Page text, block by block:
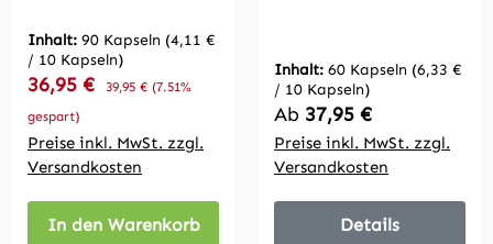
Inhalt: 90 Kapseln (4,11 €
/ 10 Kapseln)
Verkaufspreis:
36,95 € Regulärer Preis:
39,95 € (7.51%
gespart)
Preise inkl. MwSt. zzgl.
Versandkosten
In den Warenkorb
Inhalt: 60 Kapseln (6,33 €
/ 10 Kapseln)
Regulärer Preis:
Ab 37,95 €
Preise inkl. MwSt. zzgl.
Versandkosten
Details